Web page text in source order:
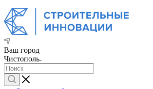
Ваш город
Чистополь